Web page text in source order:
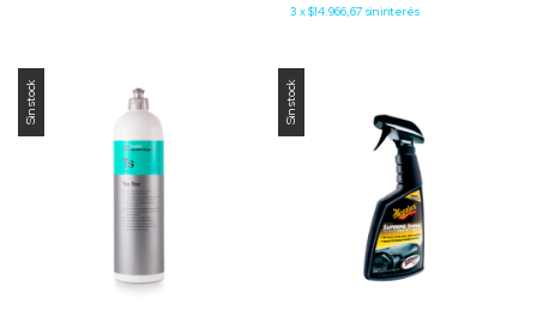
3 x$14.966,67 sin interés
Sin stock Sin stock